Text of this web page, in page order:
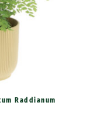
Raddianum